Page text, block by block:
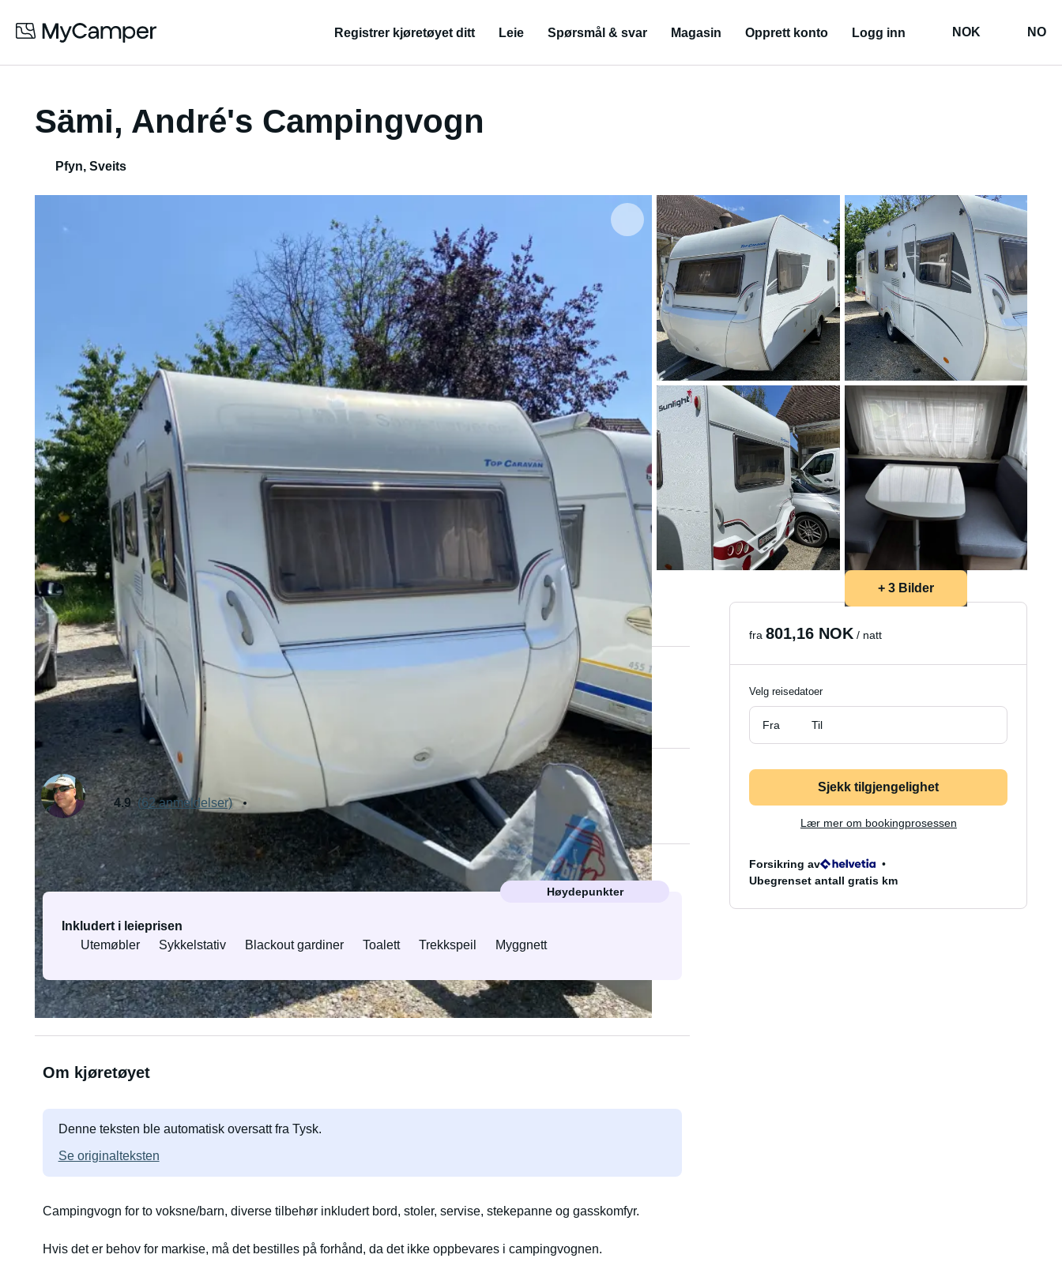
Registrer kjøretøyet ditt Leie Spørsmål & svar Magasin Opprett konto Logg inn NOK NO
Sämi, André's Campingvogn
Pfyn, Sveits
+ 3 Bilder
4 soveplasser
Nødvendig førerkort avhenger av tauekjøretøyet
Umiddelbar bestilling
Umiddelbar bekreftelse uten godkjenning fra eier
Leies ut av André
4.9 (62 anmeldelser) Toppeier
Utstyr og tjenester
Høydepunkter
Inkludert i leieprisen
Utemøbler
Sykkelstativ Blackout gardiner Toalett Trekkspeil Myggnett
Alt utstyr og alle tjenester
Om kjøretøyet
Denne teksten ble automatisk oversatt fra Tysk.
Se originalteksten
Campingvogn for to voksne/barn, diverse tilbehør inkludert bord, stoler, servise, stekepanne og gasskomfyr.
Hvis det er behov for markise, må det bestilles på forhånd, da det ikke oppbevares i campingvognen.
fra801,16 NOK / natt
Velg reisedatoer
Fra Til
Sjekk tilgjengelighet
Lær mer om bookingprosessen
Forsikring av
Ubegrenset antall gratis km